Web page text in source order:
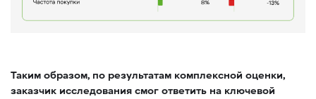
Таким образом, по результатам комплексной оценки,
заказчик исследования смог ответить на ключевой